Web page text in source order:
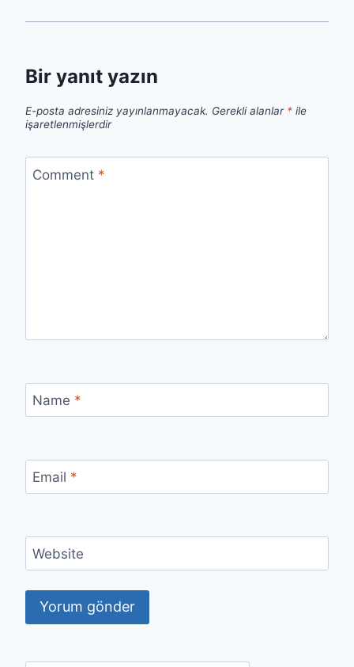
Bir yanıt yazın
E-posta adresiniz yayınlanmayacak. Gerekli alanlar * ile
işaretlenmişlerdir
Comment *
Name *
Email *
Website